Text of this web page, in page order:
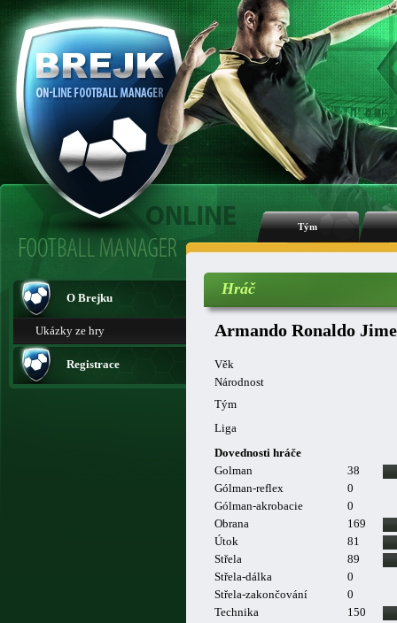
Tým
O Brejku
Ukázky ze hry
Registrace
Hráč
Armando Ronaldo
Věk
Národnost
Tým
Liga
Dovednosti hráče
Golman
38
Gólman-reflex
0
Gólman-akrobacie
0
Obrana
169
Útok
81
Střela
89
Střela-dálka
0
Střela-zakončování
0
Technika
150